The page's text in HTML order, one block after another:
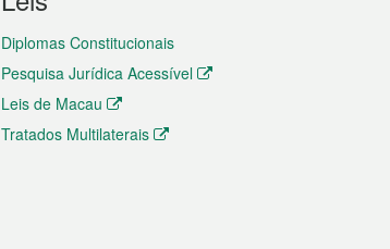
Diplomas Constitucionais
Pesquisa Jurídica Acessível
Leis de Macau
Tratados Multilaterais